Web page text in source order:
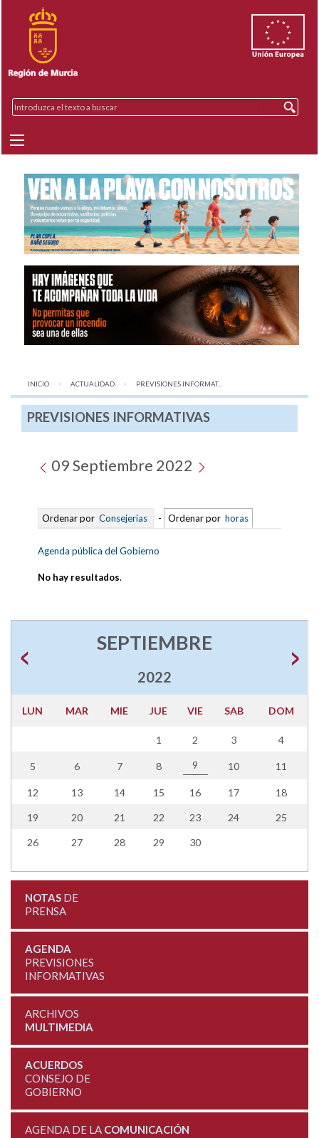
INICIO ACTUALIDAD AQUÍ:
PREVISIONES INFORMAT...
PREVISIONES INFORMATIVAS
09 Septiembre 2022
Ordenar por Consejerías - Ordenar por horas
Agenda pública del Gobierno
No hay resultados.
SEPTIEMBRE
2022
LUN MAR MIE JUE VIE SAB DOM
1 2 3 4
5 6 7 8 9 10 11
12 13 14 15 16 17 18
19 20 21 22 23 24 25
26 27 28 29 30
NOTASDE
PRENSA
AGENDA
PREVISIONES
INFORMATIVAS
ARCHIVOS
MULTIMEDIA
ACUERDOS
CONSEJO DE
GOBIERNO
AGENDA DE LA COMUNICACIÓN